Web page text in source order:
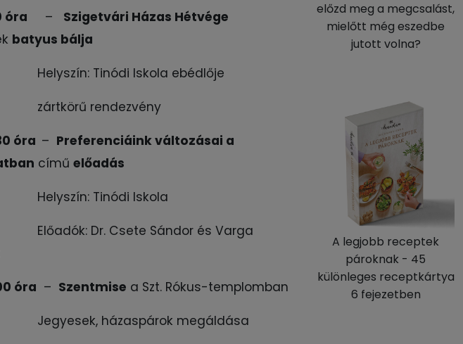
óra –
Szigetvári Házas Hétvége
batyus bálja
Helyszín: Tinódi Iskola ebédlője
zártkörű rendezvény
óra – Preferenciáink változásai a
címűelőadás
Helyszín: Tinódi Iskola
Előadók: Dr. Csete Sándor és Varga
óra – Szentmise a Szt. Rókus-templomban
Jegyesek, házaspárok megáldása
előzd meg a megcsalást,
mielőtt még eszedbe
jutott volna?
A legjobb receptek
pároknak - 45
különleges receptkártya
6 fejezetben